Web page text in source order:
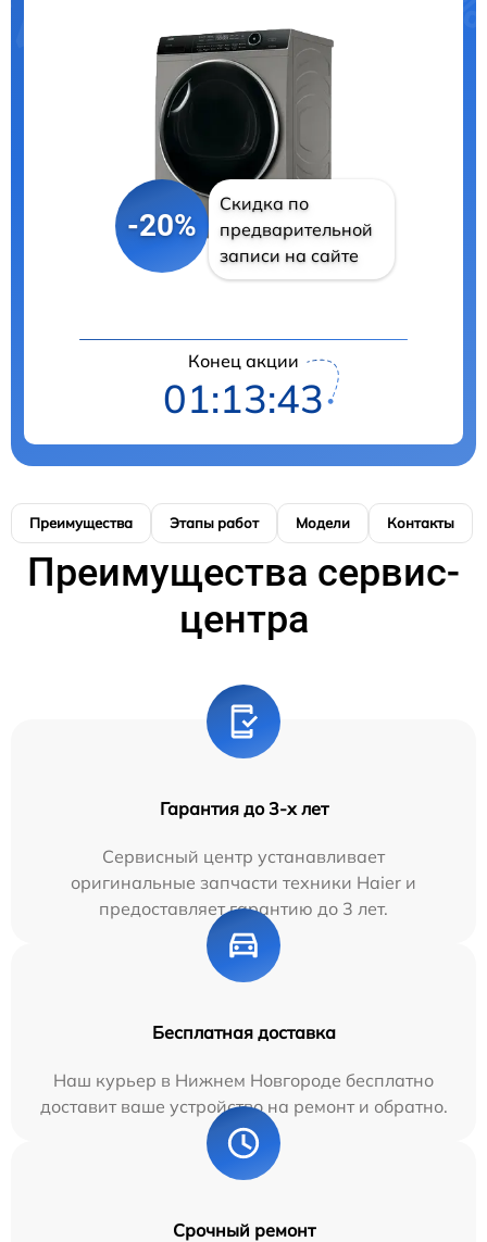
-20%
Скидка по
предварительной
записи на сайте
Конец акции
01:13:42
Преимущества Этапы работ Модели Контакты
Преимущества сервис-
центра
Гарантия до 3-х лет
Сервисный центр устанавливает
оригинальные запчасти техники Haier и
предоставляет гарантию до 3 лет.
Бесплатная доставка
Наш курьер в Нижнем Новгороде бесплатно
доставит ваше устройство на ремонт и обратно.
Срочный ремонт